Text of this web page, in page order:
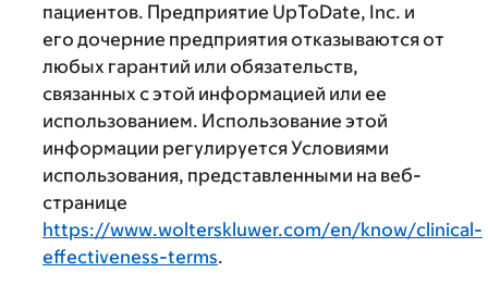
пациентов. Предприятие UpToDate, Inc. и
его дочерние предприятия отказываются от
любых гарантий или обязательств,
связанных с этой информацией или ее
использованием. Использование этой
информации регулируется Условиями
использования, представленными на веб-
странице
https://www.wolterskluwer.com/en/know/clinical-
effectiveness-terms.